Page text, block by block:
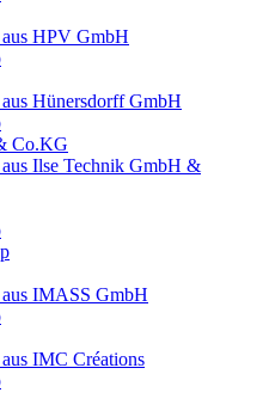
HPV GmbH
Hünersdorff GmbH
Co.KG
Ilse Technik GmbH &
IMASS GmbH
IMC Créations